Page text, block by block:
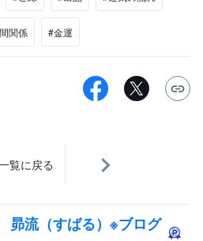
関係 #金運
覧に戻る
流（すばる）※ブログ